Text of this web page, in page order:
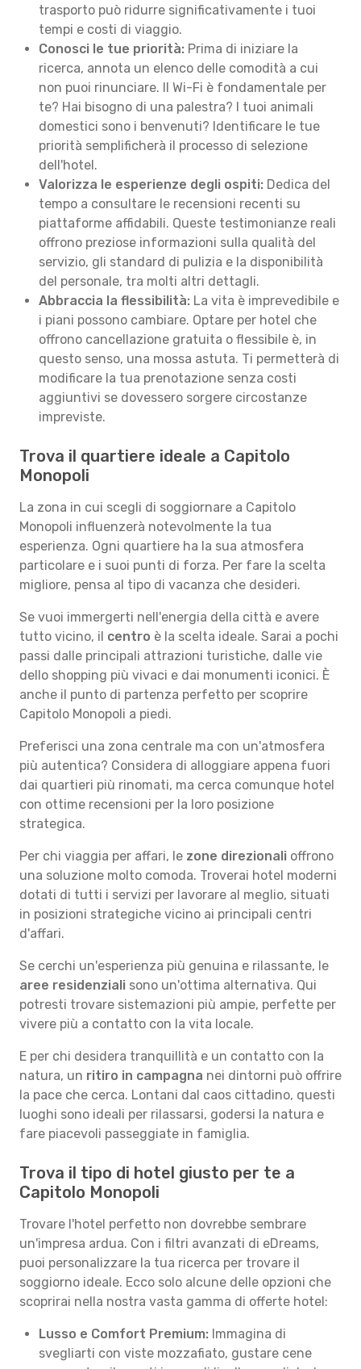
trasporto può ridurre significativamente i tuoi
tempi e costi di viaggio.
Conosci le tue priorità: Prima di iniziare la
ricerca, annota un elenco delle comodità a cui
non puoi rinunciare. Il Wi-Fi è fondamentale per
te? Hai bisogno di una palestra? I tuoi animali
domestici sono i benvenuti? Identificare le tue
priorità semplificherà il processo di selezione
dell'hotel.
Valorizza le esperienze degli ospiti: Dedica del
tempo a consultare le recensioni recenti su
piattaforme affidabili. Queste testimonianze reali
offrono preziose informazioni sulla qualità del
servizio, gli standard di pulizia e la disponibilità
del personale, tra molti altri dettagli.
Abbraccia la flessibilità: La vita è imprevedibile e
i piani possono cambiare. Optare per hotel che
offrono cancellazione gratuita o flessibile è, in
questo senso, una mossa astuta. Ti permetterà di
modificare la tua prenotazione senza costi
aggiuntivi se dovessero sorgere circostanze
impreviste.
Trova il quartiere ideale a Capitolo
Monopoli
La zona in cui scegli di soggiornare a Capitolo
Monopoli influenzerà notevolmente la tua
esperienza. Ogni quartiere ha la sua atmosfera
particolare e i suoi punti di forza. Per fare la scelta
migliore, pensa al tipo di vacanza che desideri.
Se vuoi immergerti nell'energia della città e avere
tutto vicino, il centro è la scelta ideale. Sarai a pochi
passi dalle principali attrazioni turistiche, dalle vie
dello shopping più vivaci e dai monumenti iconici. È
anche il punto di partenza perfetto per scoprire
Capitolo Monopoli a piedi.
Preferisci una zona centrale ma con un'atmosfera
più autentica? Considera di alloggiare appena fuori
dai quartieri più rinomati, ma cerca comunque hotel
con ottime recensioni per la loro posizione
strategica.
Per chi viaggia per affari, le zone direzionali offrono
una soluzione molto comoda. Troverai hotel moderni
dotati di tutti i servizi per lavorare al meglio, situati
in posizioni strategiche vicino ai principali centri
d'affari.
Se cerchi un'esperienza più genuina e rilassante, le
aree residenziali sono un'ottima alternativa. Qui
potresti trovare sistemazioni più ampie, perfette per
vivere più a contatto con la vita locale.
E per chi desidera tranquillità e un contatto con la
natura, un ritiro in campagna nei dintorni può offrire
la pace che cerca. Lontani dal caos cittadino, questi
luoghi sono ideali per rilassarsi, godersi la natura e
fare piacevoli passeggiate in famiglia.
Trova il tipo di hotel giusto per te a
Capitolo Monopoli
Trovare l'hotel perfetto non dovrebbe sembrare
un'impresa ardua. Con i filtri avanzati di eDreams,
puoi personalizzare la tua ricerca per trovare il
soggiorno ideale. Ecco solo alcune delle opzioni che
scoprirai nella nostra vasta gamma di offerte hotel:
Lusso e Comfort Premium: Immagina di
svegliarti con viste mozzafiato, gustare cene